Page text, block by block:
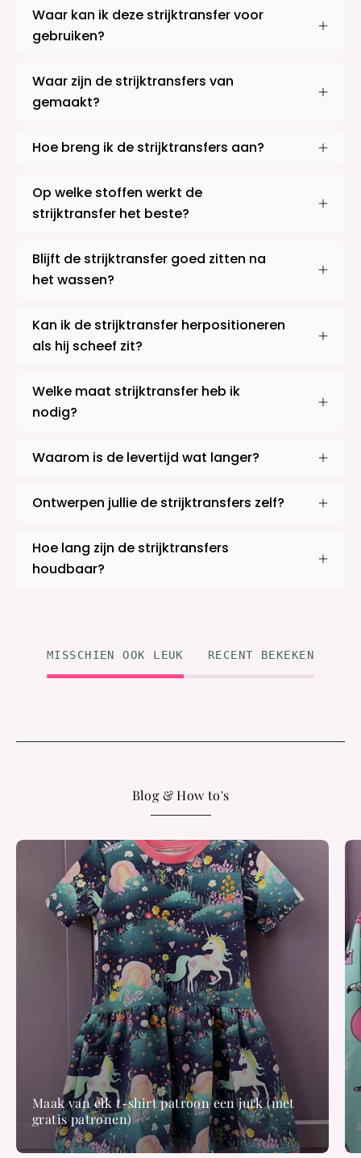
Waar kan ik deze strijktransfer voor
gebruiken?
Waar zijn de strijktransfers van
gemaakt?
Hoe breng ik de strijktransfers aan?
Op welke stoffen werkt de
strijktransfer het beste?
Blijft de strijktransfer goed zitten na
het wassen?
Kan ik de strijktransfer herpositioneren
als hij scheef zit?
Welke maat strijktransfer heb ik
nodig?
Waarom is de levertijd wat langer?
Ontwerpen jullie de strijktransfers zelf?
Hoe lang zijn de strijktransfers
houdbaar?
MISSCHIEN OOK LEUK RECENT BEKEKEN
Blog & How to's
Maak van elk t-shirt patroon een jurk (met
gratis patronen)